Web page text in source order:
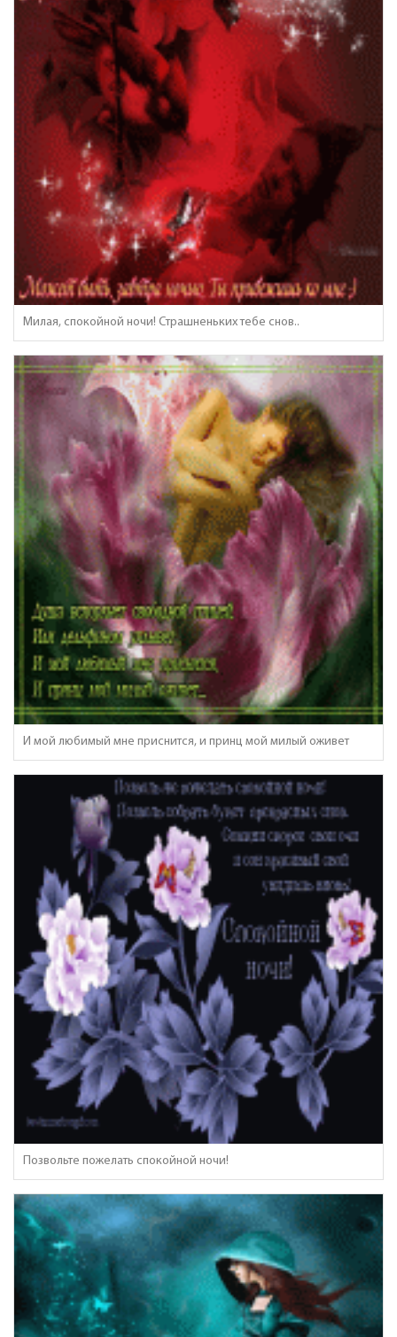
Милая, спокойной ночи! Страшненьких тебе снов..
И мой любимый мне приснится, и принц мой милый оживет
Позвольте пожелать спокойной ночи!